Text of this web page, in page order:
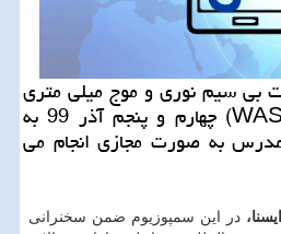
بی سیم نوری و موج میلی متری
غرب آسیا (WASOW 2020) چهارم و پنجم آذر 99 به
مدرس به صورت مجازی انجام می
در این سمپوزیوم ضمن سخنرانی